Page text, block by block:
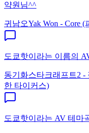
약원님^^
귀남오Yak Won - Core
도쿄핫이라는 이름의
동기화스타크래프트2 -
한 타이커스)
도쿄핫이라는 AV 테마